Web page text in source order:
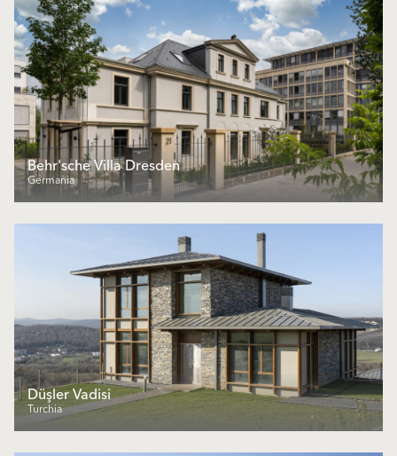
Behr'sche Villa Dresden
Germania
Düşler Vadisi
Turchia